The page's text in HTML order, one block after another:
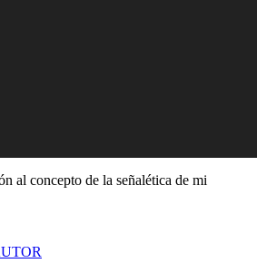
al concepto de la señalética de mi